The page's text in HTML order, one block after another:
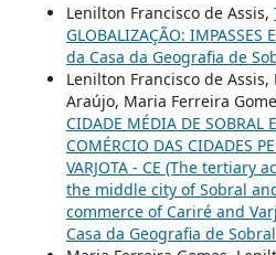
Lenilton Francisco de Assis,
GLOBALIZAÇÃO: IMPASSES
da Casa da Geografia de
Lenilton Francisco de
Araújo, Maria Ferreira
CIDADE MÉDIA DE SOBRAL
COMÉRCIO DAS CIDADES
VARJOTA - CE (The tertiary
the middle city of Sobral
commerce of Cariré and
Casa da Geografia de